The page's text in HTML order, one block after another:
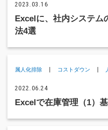
2023.03.16
Excelに、社内システム
法4選
属人化排除 コストダウン
2022.06.24
Excelで在庫管理（1）